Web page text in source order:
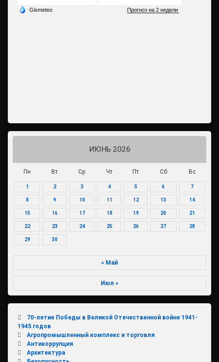
ИЮНЬ 2026
Пн Вт Ср Чт Пт Сб Вс
1 2 3 4 5 6 7
8 9 10 11 12 13 14
15 16 17 18 19 20 21
22 23 24 25 26 27 28
29 30
« Май
Июл »
70-летие Победы в Великой Отечественной войне 1941-
1945 годов
Агропромышленный комплекс и торговля
Антикоррупция
Архитектура